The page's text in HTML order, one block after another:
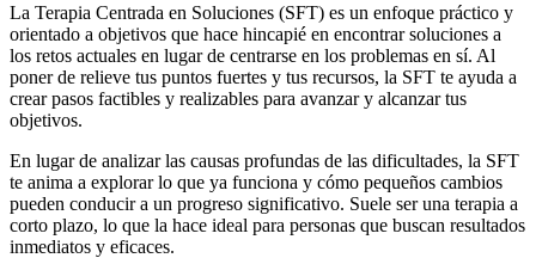
La Terapia Centrada en Soluciones (SFT) es un enfoque práctico y
orientado a objetivos que hace hincapié en encontrar soluciones a
los retos actuales en lugar de centrarse en los problemas en sí. Al
poner de relieve tus puntos fuertes y tus recursos, la SFT te ayuda a
crear pasos factibles y realizables para avanzar y alcanzar tus
objetivos.
En lugar de analizar las causas profundas de las dificultades, la SFT
te anima a explorar lo que ya funciona y cómo pequeños cambios
pueden conducir a un progreso significativo. Suele ser una terapia a
corto plazo, lo que la hace ideal para personas que buscan resultados
inmediatos y eficaces.